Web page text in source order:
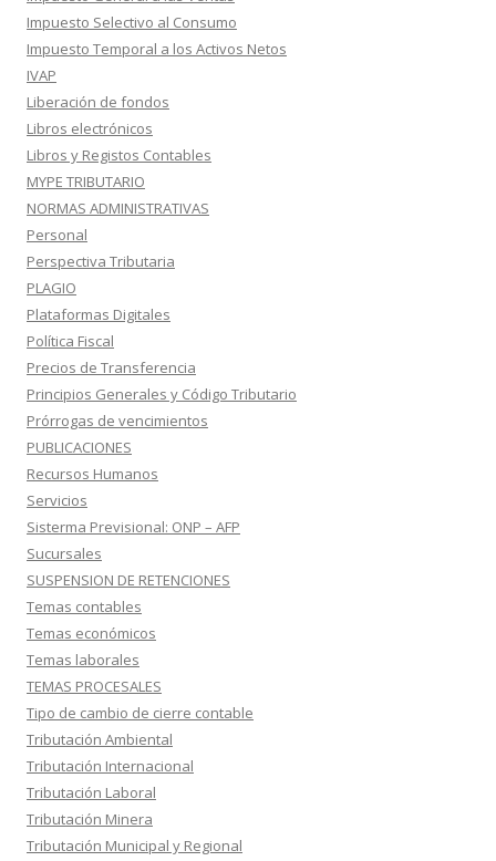
Impuesto Selectivo al Consumo
Impuesto Temporal a los Activos Netos
IVAP
Liberación de fondos
Libros electrónicos
Libros y Registos Contables
MYPE TRIBUTARIO
NORMAS ADMINISTRATIVAS
Personal
Perspectiva Tributaria
PLAGIO
Plataformas Digitales
Política Fiscal
Precios de Transferencia
Principios Generales y Código Tributario
Prórrogas de vencimientos
PUBLICACIONES
Recursos Humanos
Servicios
Sisterma Previsional: ONP – AFP
Sucursales
SUSPENSION DE RETENCIONES
Temas contables
Temas económicos
Temas laborales
TEMAS PROCESALES
Tipo de cambio de cierre contable
Tributación Ambiental
Tributación Internacional
Tributación Laboral
Tributación Minera
Tributación Municipal y Regional